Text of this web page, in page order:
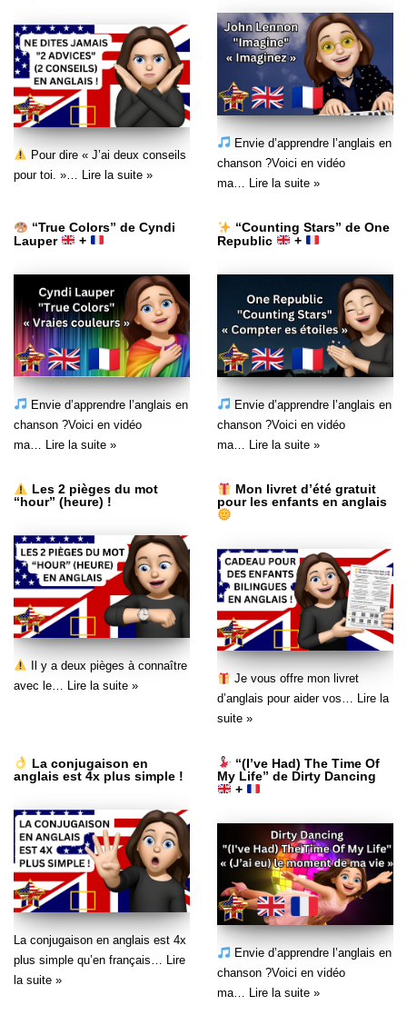
Pour dire « J’ai deux conseils
pour toi. »… Lire la suite »
Envie d’apprendre l’anglais en
chanson ?Voici en vidéo
ma… Lire la suite »
“True Colors” de Cyndi
Lauper
+
Envie d’apprendre l’anglais en
chanson ?Voici en vidéo
ma… Lire la suite »
“Counting Stars” de One
Republic
+
Envie d’apprendre l’anglais en
chanson ?Voici en vidéo
ma… Lire la suite »
Les 2 pièges du mot
“hour” (heure) !
Il y a deux pièges à connaître
avec le…
Lire la suite »
Mon livret d’été gratuit
pour les enfants en anglais
Je vous offre mon livret
d’anglais pour aider vos… Lire la
suite »
La conjugaison en
anglais est 4x plus simple !
La conjugaison en anglais est 4x
plus simple qu’en français… Lire
la suite »
“(I’ve Had) The Time Of
My Life” de Dirty Dancing
+
Envie d’apprendre l’anglais en
chanson ?Voici en vidéo
ma… Lire la suite »